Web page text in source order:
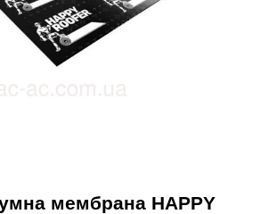
мембрана HAPPY